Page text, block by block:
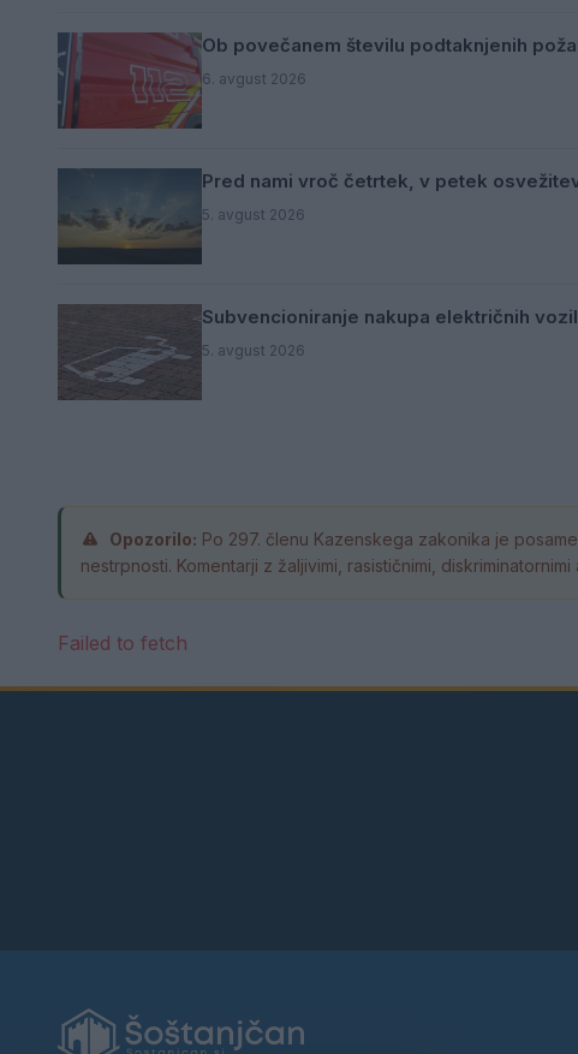
Ob povečanem številu podtaknjenih
6. avgust 2026
Pred nami vroč četrtek, v petek
5. avgust 2026
Subvencioniranje nakupa električnih
5. avgust 2026
Opozorilo: Po 297. členu Kazenskega zakonika je
nestrpnosti. Komentarji z žaljivimi, rasističnimi,
Failed to fetch